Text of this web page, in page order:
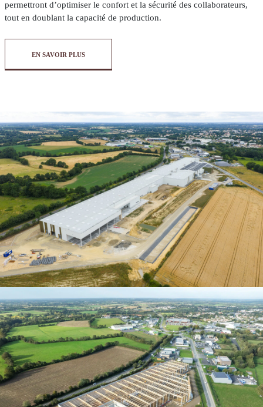
permettront d’optimiser le confort et la sécurité des collaborateurs,
tout en doublant la capacité de production.
EN SAVOIR PLUS